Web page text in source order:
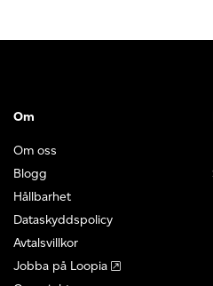
Om
Om oss
Blogg
Hållbarhet
Dataskyddspolicy
Avtalsvillkor
Jobba på Loopia